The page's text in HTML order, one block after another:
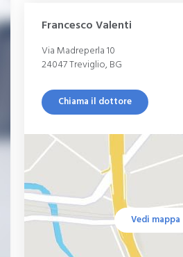
Francesco Valenti
Via Madreperla 10
24047 Treviglio, BG
Chiama il dottore
Vedi mappa